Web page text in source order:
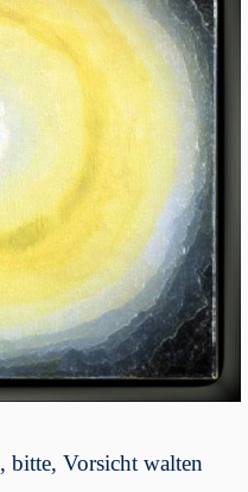
, bitte, Vorsicht walten